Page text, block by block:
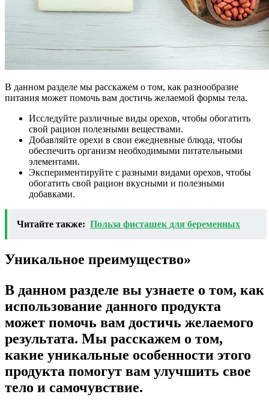
В данном разделе мы расскажем о том, как разнообразие
питания может помочь вам достичь желаемой формы тела.
Исследуйте различные виды орехов, чтобы обогатить
свой рацион полезными веществами.
Добавляйте орехи в свои ежедневные блюда, чтобы
обеспечить организм необходимыми питательными
элементами.
Экспериментируйте с разными видами орехов, чтобы
обогатить свой рацион вкусными и полезными
добавками.
Читайте также: Польза фисташек для беременных
Уникальное преимущество»
В данном разделе вы узнаете о том, как
использование данного продукта
может помочь вам достичь желаемого
результата. Мы расскажем о том,
какие уникальные особенности этого
продукта помогут вам улучшить свое
тело и самочувствие.